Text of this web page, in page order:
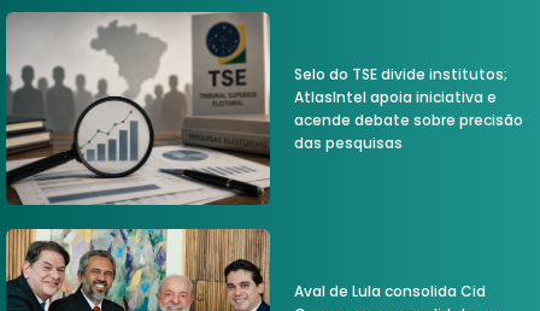
Selo do TSE divide institutos;
AtlasIntel apoia iniciativa e
acende debate sobre precisão
das pesquisas
Aval de Lula consolida Cid